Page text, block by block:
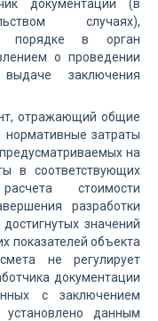
документации (в
случаях),
порядке в орган
о проведении
заключения
отражающий общие
нормативные затраты
на
в соответствующих
стоимости
разработки
значений
показателей объекта
не регулирует
документации
с заключением
данным